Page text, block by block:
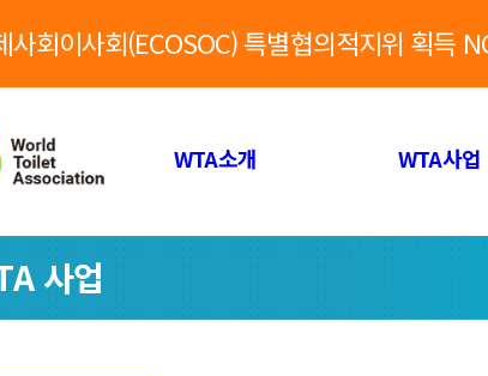
사회이사회(ECOSOC) 특별협의적지위 획득
WTA소개 WTA사업
사업